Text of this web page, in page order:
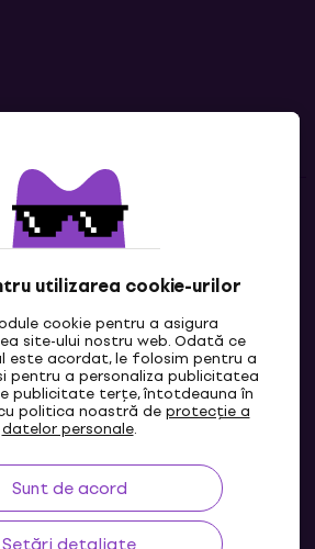
utilizarea cookie-urilor
cookie pentru a asigura
site-ului nostru web. Odată ce
este acordat, le folosim pentru a
pentru a personaliza publicitatea
publicitate terțe, întotdeauna în
politica noastră deprotecție a
datelor personale.
Sunt de acord
Contacte
Contactează-ne
MD